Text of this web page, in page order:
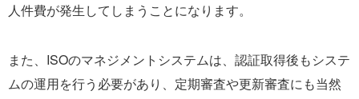
人件費が発生してしまうことになります。
また、ISOのマネジメントシステムは、認証取得後もシステ
ムの運用を行う必要があり、定期審査や更新審査にも当然